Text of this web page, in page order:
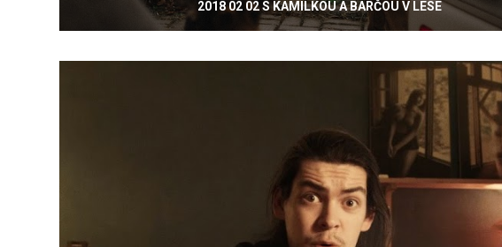
2018 02 02 S KAMILKOU A BARČOU V LESE